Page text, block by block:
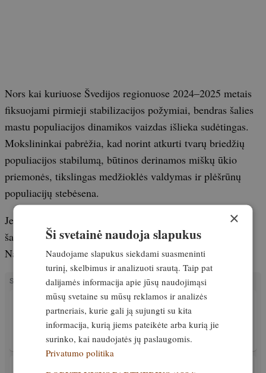
Nors kai kuriuose Švedijos regionuose 2024–2025 metais
fiksuojami pirmieji stabilizacijos požymiai, bendras šalies
mastu populiacijos dinamikos vaizdas išlieka sudėtingas.
Mokslininkai pabrėžia, kad norint atkurti tvarų briedžių
populiacijos stabilumą, būtinos derinamos miškų ūkio
priemonės, tikslingas medžioklės valdymas ir plėšrūnų
populiacijų stebėsena.
Jeigu nori, galiu papildyti atskira dalimi tik su oficialių
šaltinių ištraukomis iš SLU, SVT Nyheter,
Naturvårdsverket ir regioninių briedžių apskaitų.
SUSIJĘ STRAIPSNIAI
Šernai sukėlė avariją rytinio piko metu.
Nukentėjo keturi žmonės
Išskirtinis 9. gruodis, 2025
×
Ši svetainė naudoja slapukus
Naudojame slapukus siekdami suasmeninti
turinį, skelbimus ir analizuoti srautą. Taip pat
dalijamės informacija apie jūsų naudojimąsi
mūsų svetaine su mūsų reklamos ir analizės
partneriais, kurie gali ją sujungti su kita
informacija, kurią jiems pateikėte arba kurią jie
surinko, kai naudojatės jų paslaugomis.
Privatumo politika